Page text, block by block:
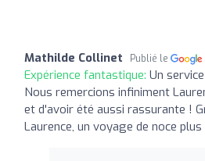
Mathilde Collinet Publié le
Expérience fantastique: Un
Nous remercions infiniment
et d'avoir été aussi rassurante !
Laurence, un voyage de noce